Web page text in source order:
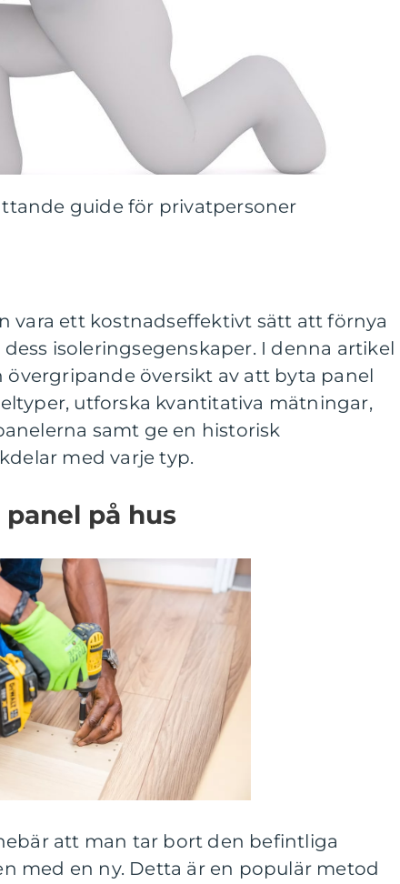
guide för privatpersoner
vara ett kostnadseffektivt sätt att förnya
isoleringsegenskaper. I denna artikel
översikt av att byta panel
utforska kvantitativa mätningar,
samt ge en historisk
med varje typ.
på hus
att man tar bort den befintliga
med en ny. Detta är en populär metod